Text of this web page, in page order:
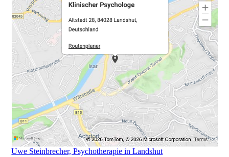
Uwe Steinbrecher, Psychotherapie in Landshut